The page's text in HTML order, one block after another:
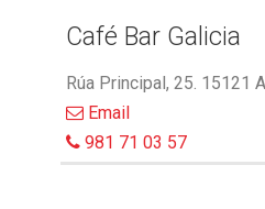
Café Bar Galicia
Rúa Principal, 25. 15121
Email
981 71 03 57